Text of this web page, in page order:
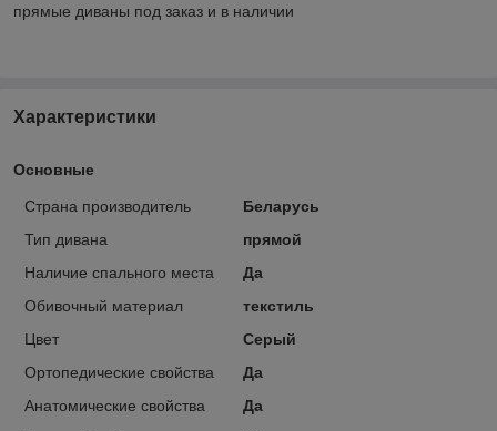
прямые диваны под заказ и в наличии
Характеристики
Основные
Страна производитель
Беларусь
Тип дивана
прямой
Наличие спального места
Да
Обивочный материал
текстиль
Цвет
Серый
Ортопедические свойства
Да
Анатомические свойства
Да